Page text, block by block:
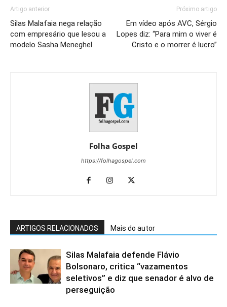
Artigo anterior
Silas Malafaia nega relação
com empresário que lesou a
modelo Sasha Meneghel
Próximo artigo
Em vídeo após AVC, Sérgio
Lopes diz: “Para mim o viver é
Cristo e o morrer é lucro”
Folha Gospel
https://folhagospel.com
ARTIGOS RELACIONADOS Mais do autor
Silas Malafaia defende Flávio
Bolsonaro, critica “vazamentos
seletivos” e diz que senador é alvo de
perseguição